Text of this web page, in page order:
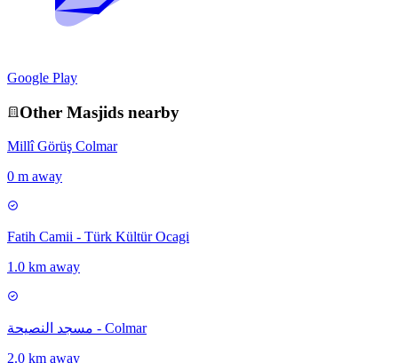
Google Play
Other Masjids nearby
Millî Görüş Colmar
0 m away
Fatih Camii - Türk Kültür Ocagi
1.0 km away
مسجد النصيحة - Colmar
2.0 km away